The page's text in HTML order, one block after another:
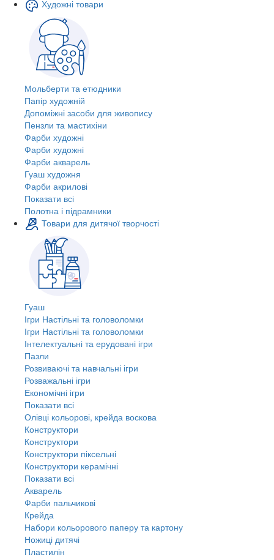
Художні товари
Мольберти та етюдники
Папір художній
Допоміжні засоби для живопису
Пензли та мастихіни
Фарби художні
Фарби художні
Фарби акварель
Гуаш художня
Фарби акрилові
Показати всі
Полотна і підрамники
Товари для дитячої творчості
Гуаш
Ігри Настільні та головоломки
Ігри Настільні та головоломки
Інтелектуальні та ерудовані ігри
Пазли
Розвиваючі та навчальні ігри
Розважальні ігри
Економічні ігри
Показати всі
Олівці кольорові, крейда воскова
Конструктори
Конструктори
Конструктори піксельні
Конструктори керамічні
Показати всі
Акварель
Фарби пальчикові
Крейда
Набори кольорового паперу та картону
Ножиці дитячі
Пластилін